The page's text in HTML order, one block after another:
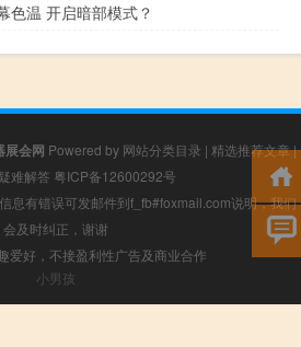
色温 开启暗部模式？
展会网 Powered by 网站分类目录 | 精选推荐文章|
疑难解答 粤ICP备12600292号
息有错误可发邮件到f_fb#foxmail.com说明，我们
会及时纠正，谢谢
爱好，不接盈利性广告及商业合作
小男孩